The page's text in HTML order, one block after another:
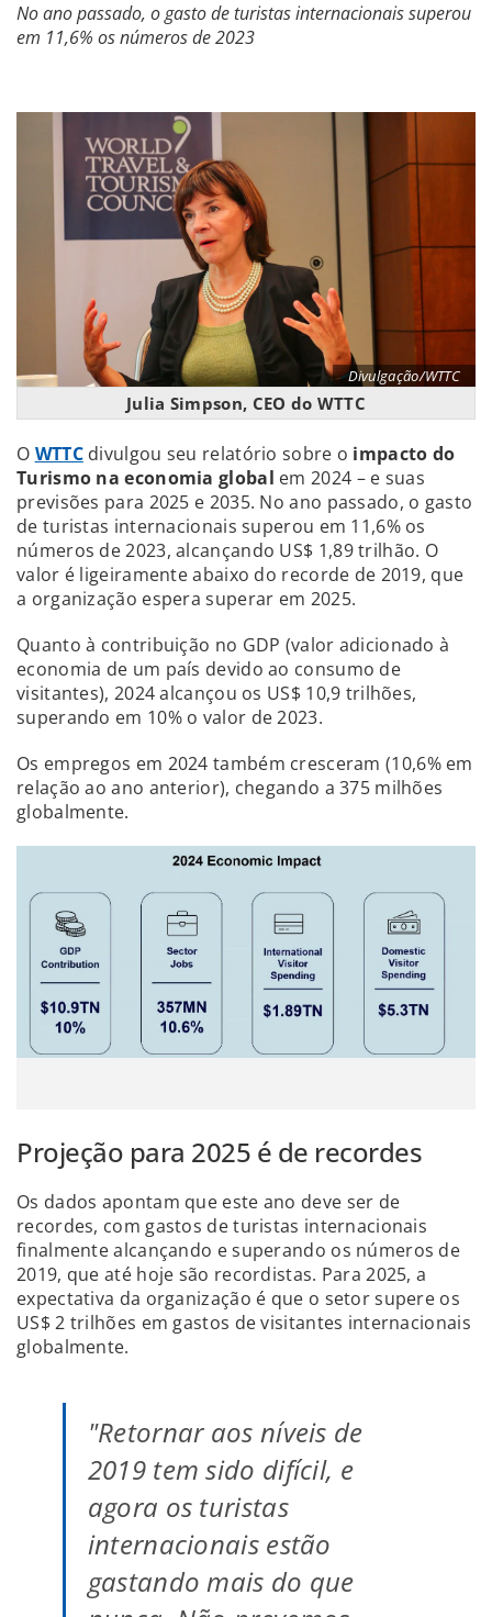
No ano passado, o gasto de turistas internacionais superou
em 11,6% os números de 2023
Divulgação/WTTC
Julia Simpson, CEO do WTTC
O WTTCdivulgou seu relatório sobre o impacto do
Turismo na economia global em 2024 – e suas
previsões para 2025 e 2035. No ano passado, o gasto
de turistas internacionais superou em 11,6% os
números de 2023, alcançando US$ 1,89 trilhão. O
valor é ligeiramente abaixo do recorde de 2019, que
a organização espera superar em 2025.
Quanto à contribuição no GDP (valor adicionado à
economia de um país devido ao consumo de
visitantes), 2024 alcançou os US$ 10,9 trilhões,
superando em 10% o valor de 2023.
Os empregos em 2024 também cresceram (10,6% em
relação ao ano anterior), chegando a 375 milhões
globalmente.
Projeção para 2025 é de recordes
Os dados apontam que este ano deve ser de
recordes, com gastos de turistas internacionais
finalmente alcançando e superando os números de
2019, que até hoje são recordistas. Para 2025, a
expectativa da organização é que o setor supere os
US$ 2 trilhões em gastos de visitantes internacionais
globalmente.
"Retornar aos níveis de
2019 tem sido difícil, e
agora os turistas
internacionais estão
gastando mais do que